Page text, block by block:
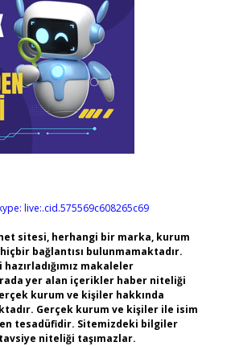
live:.cid.575569c608265c69
sitesi, herhangi bir marka, kurum
bağlantısı bulunmamaktadır.
makaleler
yer alan içerikler haber niteliği
kurum ve kişiler hakkında
Gerçek kurum ve kişiler ile isim
tesadüfidir. Sitemizdeki bilgiler
niteliği taşımazlar.